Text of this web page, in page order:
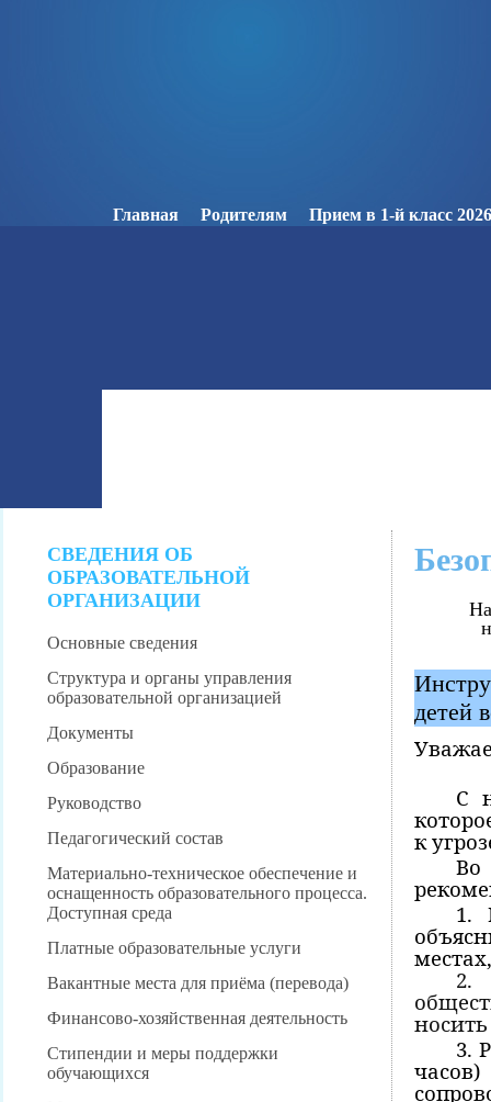
Главная Родителям Прием в 1-й класс
СВЕДЕНИЯ ОБ
ОБРАЗОВАТЕЛЬНОЙ
ОРГАНИЗАЦИИ
Основные сведения
Структура и органы управления
образовательной организацией
Документы
Образование
Руководство
Педагогический состав
Материально-техническое обеспечение и
оснащенность образовательного процесса.
Доступная среда
Платные образовательные услуги
Вакантные места для приёма (перевода)
Финансово-хозяйственная деятельность
Стипендии и меры поддержки
обучающихся
детей
С
к
1.
2.
3.